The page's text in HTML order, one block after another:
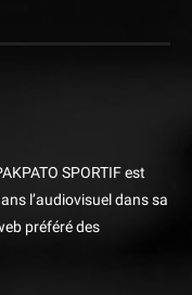
SPORTIF est
l’audiovisuel dans sa
préféré des